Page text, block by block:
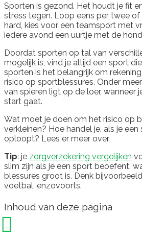
Sporten is gezond. Het houdt je fit
stress tegen. Loop eens per twee
hard, kies voor een teamsport met
iedere avond een uurtje met de
Doordat sporten op tal van
mogelijk is, vind je altijd een sport
sporten is het belangrijk om
risico op sportblessures. Onder
van spieren ligt op de loer, wanneer
start gaat.
Wat moet je doen om het risico op
verkleinen? Hoe handel je, als je
oploopt? Lees er meer over.
Tip: je zorgverzekering vergelijken
slim zijn als je een sport beoefent,
blessures groot is. Denk
voetbal, enzovoorts.
Inhoud van deze pagina